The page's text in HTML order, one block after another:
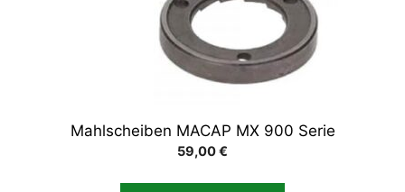
Mahlscheiben MACAP MX 900 Serie
59,00€